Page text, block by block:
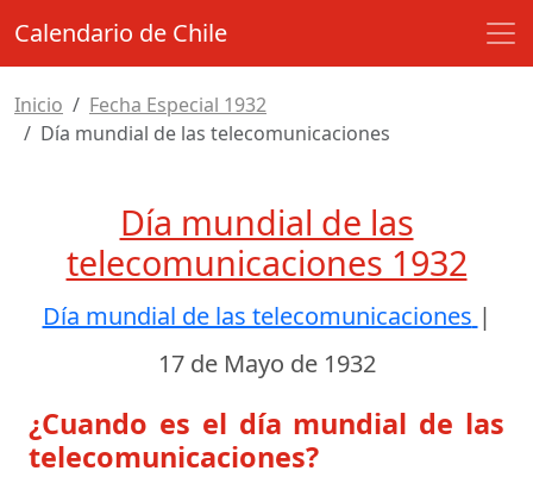
Calendario de Chile
Inicio
Fecha Especial 1932
Día mundial de las telecomunicaciones
Día mundial de las
telecomunicaciones 1932
Día mundial de las telecomunicaciones |
17 de Mayo de 1932
¿Cuando es el día mundial de las
telecomunicaciones?